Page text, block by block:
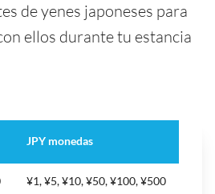
de yenes japoneses para
ellos durante tu estancia
JPY monedas
¥1, ¥5, ¥10, ¥50, ¥100, ¥500